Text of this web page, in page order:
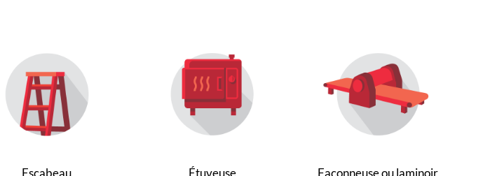
Escabeau Étuveuse Façonneuse ou laminoir